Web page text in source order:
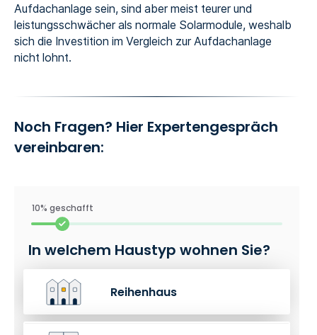
Aufdachanlage sein, sind aber meist teurer und
leistungsschwächer als normale Solarmodule, weshalb
sich die Investition im Vergleich zur Aufdachanlage
nicht lohnt.
Noch Fragen? Hier Expertengespräch
vereinbaren:
10% geschafft
In welchem Haustyp wohnen Sie?
Reihenhaus